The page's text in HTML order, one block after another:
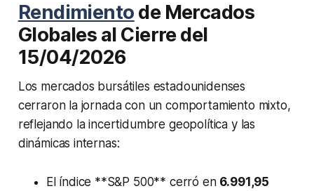
Rendimiento de Mercados
Globales al Cierre del
15/04/2026
Los mercados bursátiles estadounidenses
cerraron la jornada con un comportamiento mixto,
reflejando la incertidumbre geopolítica y las
dinámicas internas:
El índice **S&P 500** cerró en 6.991,95